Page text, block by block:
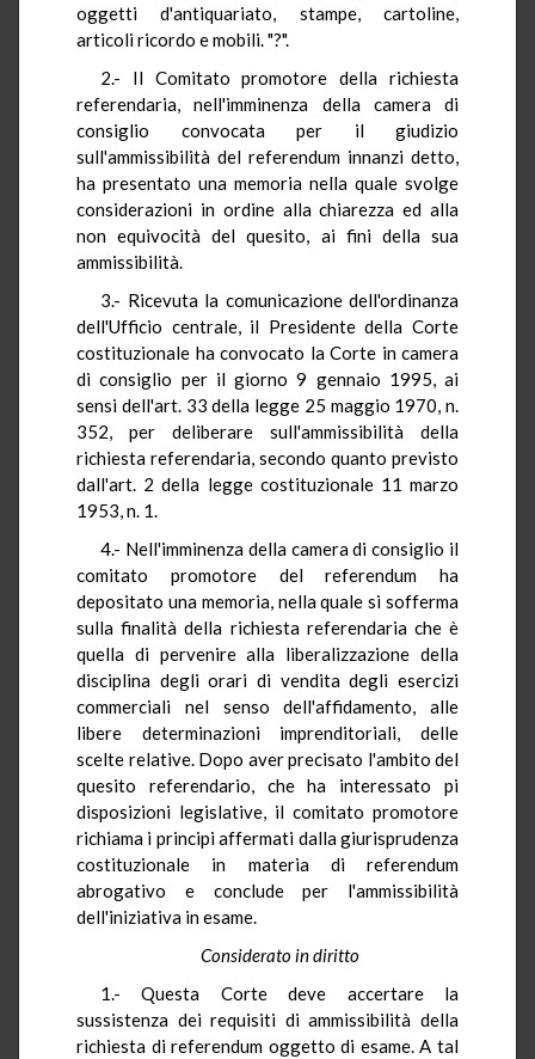
oggetti d'antiquariato, stampe, cartoline,
articoli ricordo e mobili. "?".
2.- Il Comitato promotore della richiesta
referendaria, nell'imminenza della camera di
consiglio convocata per il giudizio
sull'ammissibilità del referendum innanzi detto,
ha presentato una memoria nella quale svolge
considerazioni in ordine alla chiarezza ed alla
non equivocità del quesito, ai fini della sua
ammissibilità.
3.- Ricevuta la comunicazione dell'ordinanza
dell'Ufficio centrale, il Presidente della Corte
costituzionale ha convocato la Corte in camera
di consiglio per il giorno 9 gennaio 1995, ai
sensi dell'art. 33 della legge 25 maggio 1970, n.
352, per deliberare sull'ammissibilità della
richiesta referendaria, secondo quanto previsto
dall'art. 2 della legge costituzionale 11 marzo
1953, n. 1.
4.- Nell'imminenza della camera di consiglio il
comitato promotore del referendum ha
depositato una memoria, nella quale si sofferma
sulla finalità della richiesta referendaria che è
quella di pervenire alla liberalizzazione della
disciplina degli orari di vendita degli esercizi
commerciali nel senso dell'affidamento, alle
libere determinazioni imprenditoriali, delle
scelte relative. Dopo aver precisato l'ambito del
quesito referendario, che ha interessato pi
disposizioni legislative, il comitato promotore
richiama i principi affermati dalla giurisprudenza
costituzionale in materia di referendum
abrogativo e conclude per l'ammissibilità
dell'iniziativa in esame.
Considerato in diritto
1.- Questa Corte deve accertare la
sussistenza dei requisiti di ammissibilità della
richiesta di referendum oggetto di esame. A tal